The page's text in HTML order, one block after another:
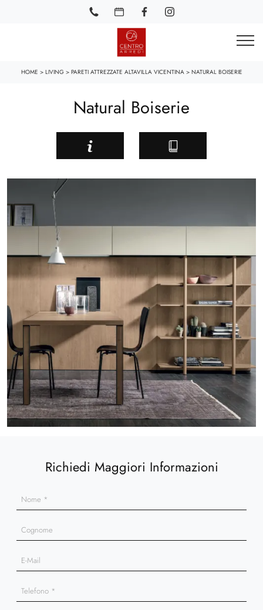
HOME > LIVING> PARETI ATTREZZATE ALTAVILLA VICENTINA > NATURAL BOISERIE
Natural Boiserie
Richiedi Maggiori Informazioni